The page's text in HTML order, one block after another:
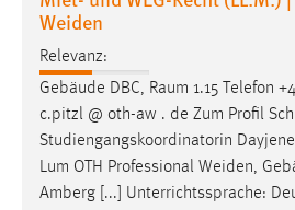
Gebäude DBC,Raum1.15 Telefon
Studiengangskoordinatorin Dayjene
Lum OTH Professional Weiden,
Amberg [...] Unterrichtssprache:
Recht (LL.M.) - Juristische
Wohnraummanagement
komplexen Fragestellungen des